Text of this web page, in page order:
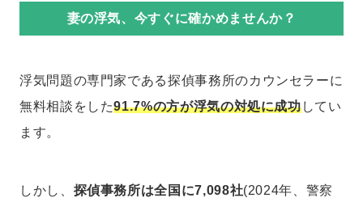
妻の浮気、今すぐに確かめませんか？
浮気問題の専門家である探偵事務所のカウンセラーに
無料相談をした91.7%の方が浮気の対処に成功してい
ます。
しかし、 探偵事務所は全国に7,098社(2024年、警察